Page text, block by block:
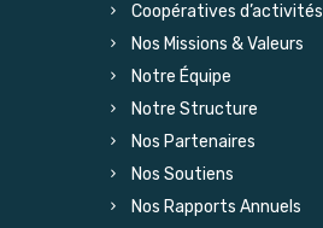
Coopératives d’activités
Nos Missions & Valeurs
Notre Équipe
Notre Structure
Nos Partenaires
Nos Soutiens
Nos Rapports Annuels